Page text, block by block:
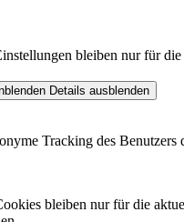
bleiben nur für die
Details ausblenden
Tracking des Benutzers
bleiben nur für die